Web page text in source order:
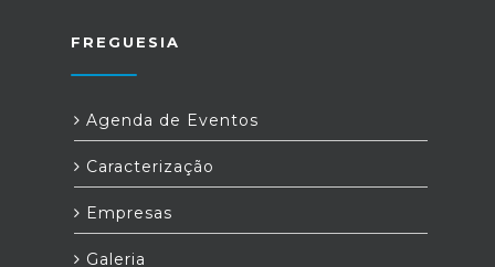
FREGUESIA
Agenda de Eventos
Caracterização
Empresas
Galeria